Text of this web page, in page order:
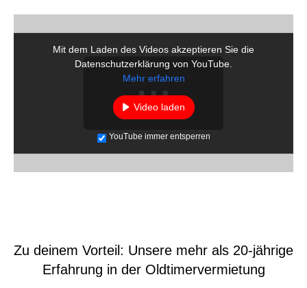
Mit dem Laden des Videos akzeptieren Sie die
Datenschutzerklärung von YouTube.
Mehr erfahren
Video laden
YouTube immer entsperren
Zu deinem Vorteil: Unsere mehr als 20-jährige
Erfahrung in der Oldtimervermietung